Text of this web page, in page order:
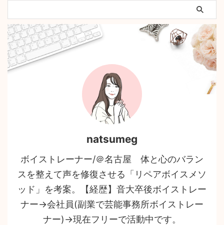
natsumeg
ボイストレーナー/＠名古屋 体と心のバラン
スを整えて声を修復させる「リペアボイスメソ
ッド」を考案。【経歴】音大卒後ボイストレー
ナー→会社員(副業で芸能事務所ボイストレー
ナー)→現在フリーで活動中です。